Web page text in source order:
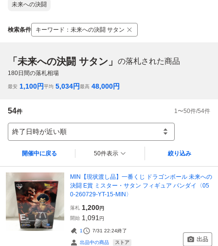
未来への決闘
検索条件 キーワード ： 未来への決闘 サタン
「未来への決闘 サタン」 の落札された商品
180日間の落札相場
最安 1,100円平均 5,034円最高 48,000円
54件 1 〜50件/54件
終了日時が近い順
開催中に戻る 50件表示 絞り込み
MIN【現状渡し品】一番くじ ドラゴンボール 未来への
決闘 E賞 ミスター・サタン フィギュア バンダイ〈05
0-260729-YT-15-MIN〉
落札 1,200円
開始 1,091 円
1 7/31 22:24終了
出品中の商品 ストア 出品